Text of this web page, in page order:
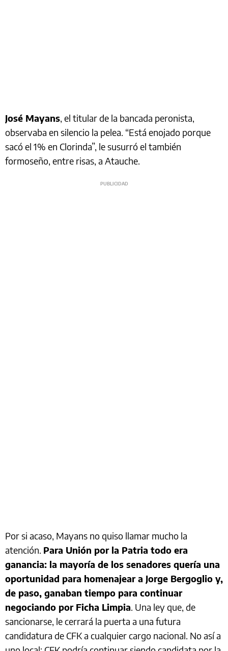
José Mayans, el titular de la bancada peronista,
observaba en silencio la pelea. “Está enojado porque
sacó el 1% en Clorinda”, le susurró el también
formoseño, entre risas, a Atauche.
Por si acaso, Mayans no quiso llamar mucho la
atención. Para Unión por la Patria todo era
ganancia: la mayoría de los senadores quería una
oportunidad para homenajear a Jorge Bergoglio y,
de paso, ganaban tiempo para continuar
negociando por Ficha Limpia. Una ley que, de
sancionarse, le cerrará la puerta a una futura
candidatura de CFK a cualquier cargo nacional. No así a